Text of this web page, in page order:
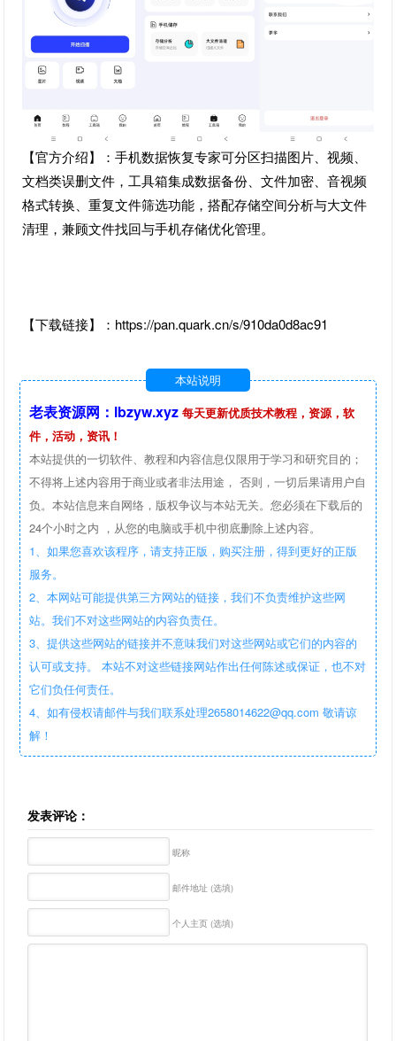
【官方介绍】：手机数据恢复专家可分区扫描图片、视频、
文档类误删文件，工具箱集成数据备份、文件加密、音视频
格式转换、重复文件筛选功能，搭配存储空间分析与大文件
清理，兼顾文件找回与手机存储优化管理。
【下载链接】：https://pan.quark.cn/s/910da0d8ac91
本站说明
老表资源网：lbzyw.xyz 每天更新优质技术教程，资源，软
件，活动，资讯！
本站提供的一切软件、教程和内容信息仅限用于学习和研究目的；
不得将上述内容用于商业或者非法用途， 否则，一切后果请用户自
负。本站信息来自网络，版权争议与本站无关。您必须在下载后的
24个小时之内 ，从您的电脑或手机中彻底删除上述内容。
1、如果您喜欢该程序，请支持正版，购买注册，得到更好的正版
服务。
2、本网站可能提供第三方网站的链接，我们不负责维护这些网
站。我们不对这些网站的内容负责任。
3、提供这些网站的链接并不意味我们对这些网站或它们的内容的
认可或支持。 本站不对这些链接网站作出任何陈述或保证，也不对
它们负任何责任。
4、如有侵权请邮件与我们联系处理2658014622@qq.com 敬请谅
解！
发表评论：
昵称
邮件地址 (选填)
个人主页 (选填)